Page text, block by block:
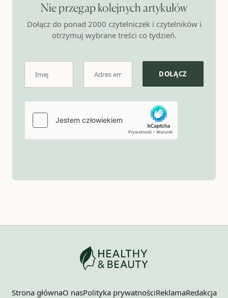
Nie przegap kolejnych artykułów
Dołącz do ponad 2000 czytelniczek i czytelników i
otrzymuj wybrane treści co tydzień.
Strona głównaO nasPolityka prywatnościReklamaRedakcja